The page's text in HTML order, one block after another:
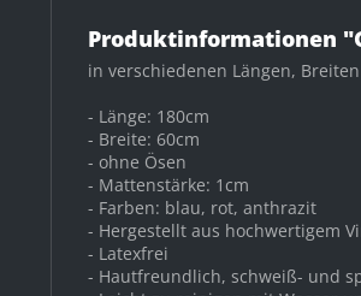
Produktinformationen
in verschiedenen Längen,
- Länge: 180cm
- Breite: 60cm
- ohne Ösen
- Mattenstärke: 1cm
- Farben: blau, rot, anthrazit
- Hergestellt aus hochwertigem
- Latexfrei
- Hautfreundlich, schweiß- und